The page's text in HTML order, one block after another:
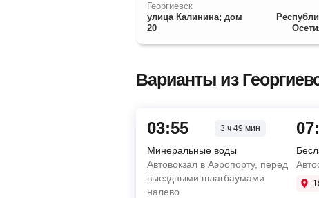
Георгиевск
улица Калинина; дом
20
Варианты из
03:55 3 ч 49 мин
Минеральные воды
Автовокзал в Аэропорту, перед
выездными шлагбаумами
налево